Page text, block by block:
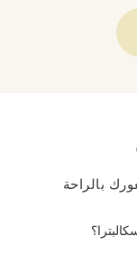
بالراحة